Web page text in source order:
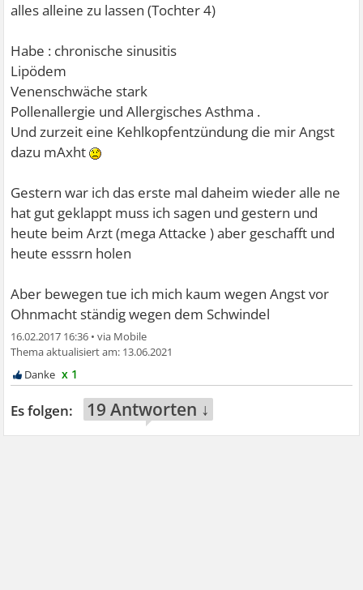
alles alleine zu lassen (Tochter 4)
Habe : chronische sinusitis
Lipödem
Venenschwäche stark
Pollenallergie und Allergisches Asthma .
Und zurzeit eine Kehlkopfentzündung die mir Angst
dazu mAxht
Gestern war ich das erste mal daheim wieder alle ne
hat gut geklappt muss ich sagen und gestern und
heute beim Arzt (mega Attacke ) aber geschafft und
heute esssrn holen
Aber bewegen tue ich mich kaum wegen Angst vor
Ohnmacht ständig wegen dem Schwindel
16.02.2017 16:36 •
13.06.2021
x 1
19 Antworten ↓